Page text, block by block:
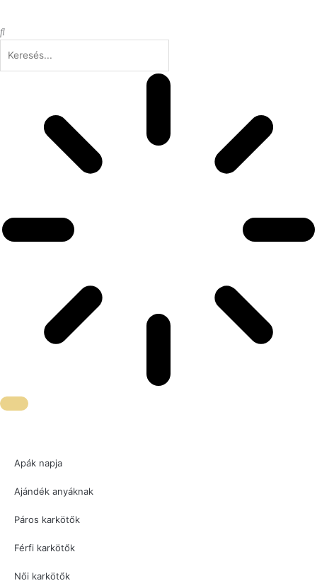
Keresés
Apák napja
Ajándék anyáknak
Páros karkötők
Férfi karkötők
Női karkötők